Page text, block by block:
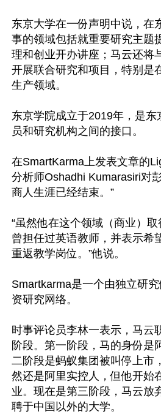
东京大学在一份声明中说，在
事的领域包括就重要研究主题
理和创业开办讲座；马云还将
开展联合研究和项目，特别是
生产领域。
东京学院成立于2019年，是东
员和研究机构之间的接口。
在SmartKarma上发表文章的
分析师Oshadhi Kumarasiri对
商人生涯已经结束。”
“虽然他在这个领域（商业）
曾担任过英语教师，并表示希
重返教学岗位。”他说。
Smartkarma是一个由独立研
资研究网络。
时事评论员李林一表示，马云
阶段。第一阶段，马的身份是
二阶段是蚂蚁集团被叫停上市
然还是阿里实控人，但他开始
业。现在是第三阶段，马云放
聘于中国以外的大学。